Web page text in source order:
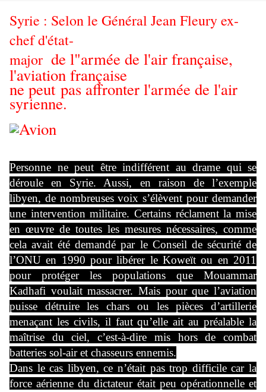
Syrie : Selon le Général Jean Fleury ex-
chef d'état-
major de l"armée de l'air française,
l'aviation française
ne peut pas affronter l'armée de l'air
syrienne.
Personne ne peut être indifférent au drame qui se
déroule en Syrie. Aussi, en raison de l’exemple
libyen, de nombreuses voix s’élèvent pour demander
une intervention militaire. Certains réclament la mise
en œuvre de toutes les mesures nécessaires, comme
cela avait été demandé par le Conseil de sécurité de
l’ONU en 1990 pour libérer le Koweït ou en 2011
pour protéger les populations que Mouammar
Kadhafi voulait massacrer. Mais pour que l’aviation
puisse détruire les chars ou les pièces d’artillerie
menaçant les civils, il faut qu’elle ait au préalable la
maîtrise du ciel, c’est-à-dire mis hors de combat
batteries sol-air et chasseurs ennemis.
Dans le cas libyen, ce n’était pas trop difficile car la
force aérienne du dictateur était peu opérationnelle et